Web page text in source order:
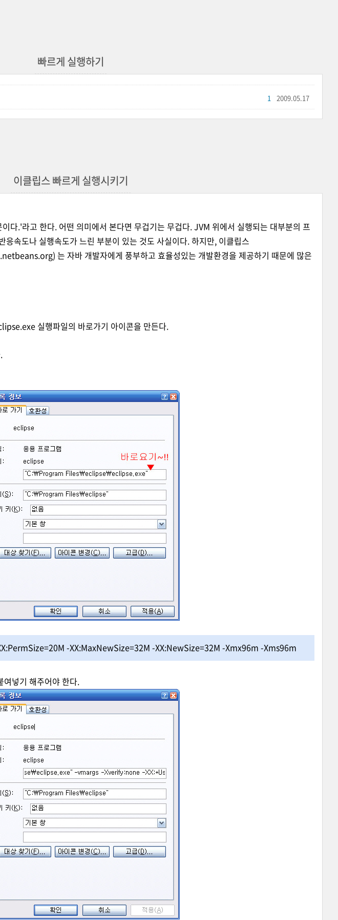
빠르게 실행하기
2009.05.17
1
이클립스 빠르게 실행시키기
다.'라고 한다. 어떤 의미에서 본다면 무겁기는 무겁다. JVM 위에서 실행되는 대부분의 프
속도나 실행속도가 느린 부분이 있는 것도 사실이다. 하지만, 이클립스
) 는 자바 개발자에게 풍부하고 효율성있는 개발환경을 제공하기 때문에 많은
실행파일의 바로가기 아이콘을 만든다.
-XX:MaxNewSize=32M -XX:NewSize=32M -Xmx96m -Xms96m
여넣기 해주어야 한다.